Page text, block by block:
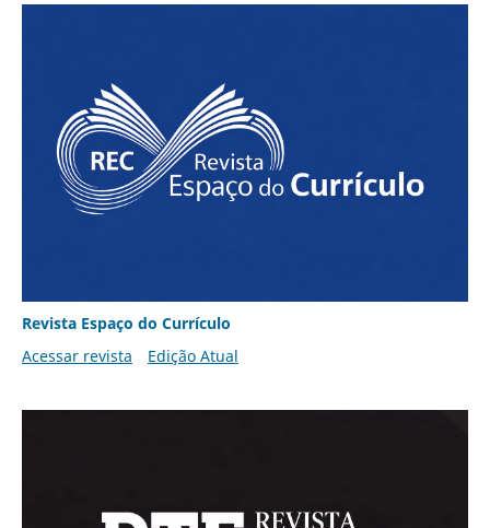
Revista Espaço do Currículo
Acessar revista
Edição Atual